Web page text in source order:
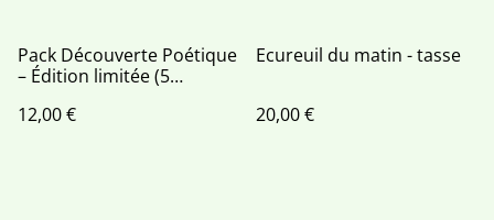
Pack Découverte Poétique
– Édition limitée (5
12,00 €
Ecureuil du matin - tasse
20,00 €